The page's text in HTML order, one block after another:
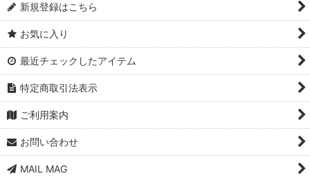
新規登録はこちら
お気に入り
最近チェックしたアイテム
特定商取引法表示
ご利用案内
お問い合わせ
MAIL MAG